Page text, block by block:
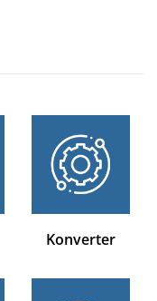
Konverter